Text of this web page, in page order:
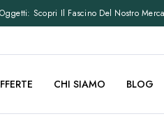
Scopri Il Fascino Del Nostro
CHI SIAMO BLOG